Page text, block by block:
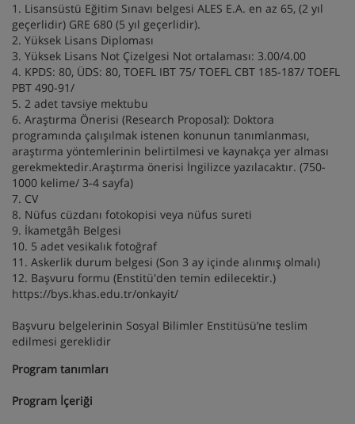
1. Lisansüstü Eğitim Sınavı belgesi ALES E.A. en az 65, (2 yıl
geçerlidir) GRE 680 (5 yıl geçerlidir).
2. Yüksek Lisans Diploması
3. Yüksek Lisans Not Çizelgesi Not ortalaması: 3.00/4.00
4. KPDS: 80, ÜDS: 80, TOEFL IBT 75/ TOEFL CBT 185-187/ TOEFL
PBT 490-91/
5. 2 adet tavsiye mektubu
6. Araştırma Önerisi (Research Proposal): Doktora
programında çalışılmak istenen konunun tanımlanması,
araştırma yöntemlerinin belirtilmesi ve kaynakça yer alması
gerekmektedir.Araştırma önerisi İngilizce yazılacaktır. (750-
1000 kelime/ 3-4 sayfa)
7. CV
8. Nüfus cüzdanı fotokopisi veya nüfus sureti
9. İkametgâh Belgesi
10. 5 adet vesikalık fotoğraf
11. Askerlik durum belgesi (Son 3 ay içinde alınmış olmalı)
12. Başvuru formu (Enstitü'den temin edilecektir.)
https://bys.khas.edu.tr/onkayit/
Başvuru belgelerinin Sosyal Bilimler Enstitüsü’ne teslim
edilmesi gereklidir
Program tanımları
Program İçeriği